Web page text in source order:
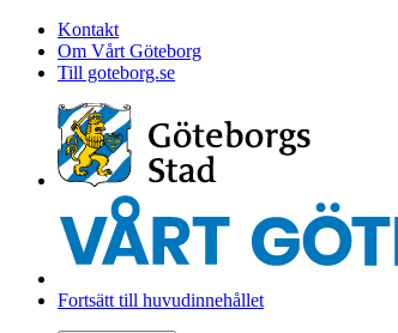
Kontakt
Om Vårt Göteborg
Till goteborg.se
Fortsätt till huvudinnehållet